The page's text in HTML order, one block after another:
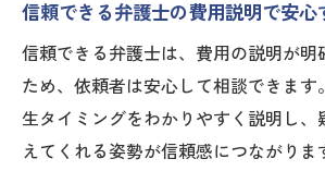
信頼できる弁護士の費用説明で安心
信頼できる弁護士は、費用の説明が明
ため、依頼者は安心して相談できます
生タイミングをわかりやすく説明し、
えてくれる姿勢が信頼感につながりま